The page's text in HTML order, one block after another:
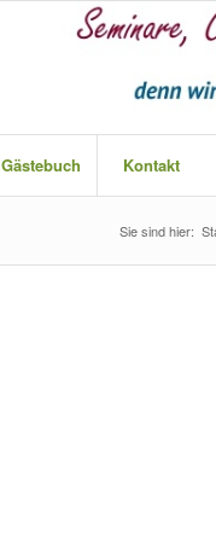
Gästebuch Kontakt
Sie sind hier: